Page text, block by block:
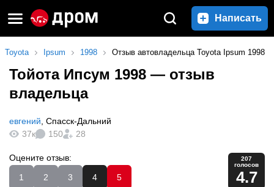
Написать
Toyota Ipsum 1998 Отзыв автовладельца Toyota Ipsum 1998
Тойота Ипсум 1998 — отзыв
владельца
евгений Спасск-Дальний
37к
150 28
Оцените отзыв:
1
2 3 4 5
207
голосов
4.7